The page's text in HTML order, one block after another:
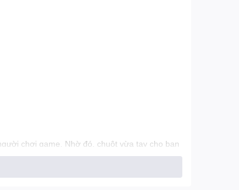
chơi game. Nhờ đó, chuột vừa tay cho bạn
chuột một cách chính xác và nhanh nhạy